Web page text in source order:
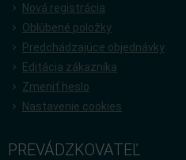
Nová registrácia
Oblúbené položky
Predchádzajúce objednávky
Editácia zákazníka
Zmeniť heslo
Nastavenie cookies
PREVÁDZKOVATEĽ